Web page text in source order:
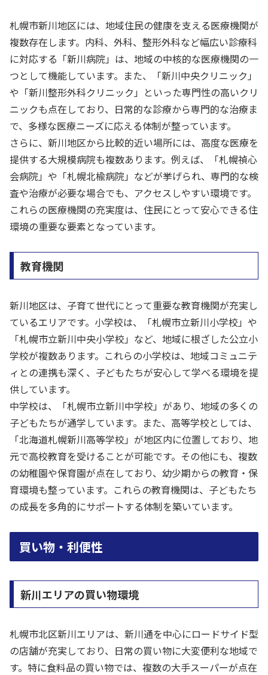
札幌市新川地区には、地域住民の健康を支える医療機関が
複数存在します。内科、外科、整形外科など幅広い診療科
に対応する「新川病院」は、地域の中核的な医療機関の一
つとして機能しています。また、「新川中央クリニック」
や「新川整形外科クリニック」といった専門性の高いクリ
ニックも点在しており、日常的な診療から専門的な治療ま
で、多様な医療ニーズに応える体制が整っています。
さらに、新川地区から比較的近い場所には、高度な医療を
提供する大規模病院も複数あります。例えば、「札幌禎心
会病院」や「札幌北楡病院」などが挙げられ、専門的な検
査や治療が必要な場合でも、アクセスしやすい環境です。
これらの医療機関の充実度は、住民にとって安心できる住
環境の重要な要素となっています。
教育機関
新川地区は、子育て世代にとって重要な教育機関が充実し
ているエリアです。小学校は、「札幌市立新川小学校」や
「札幌市立新川中央小学校」など、地域に根ざした公立小
学校が複数あります。これらの小学校は、地域コミュニテ
ィとの連携も深く、子どもたちが安心して学べる環境を提
供しています。
中学校は、「札幌市立新川中学校」があり、地域の多くの
子どもたちが通学しています。また、高等学校としては、
「北海道札幌新川高等学校」が地区内に位置しており、地
元で高校教育を受けることが可能です。その他にも、複数
の幼稚園や保育園が点在しており、幼少期からの教育・保
育環境も整っています。これらの教育機関は、子どもたち
の成長を多角的にサポートする体制を築いています。
買い物・利便性
新川エリアの買い物環境
札幌市北区新川エリアは、新川通を中心にロードサイド型
の店舗が充実しており、日常の買い物に大変便利な地域で
す。特に食料品の買い物では、複数の大手スーパーが点在